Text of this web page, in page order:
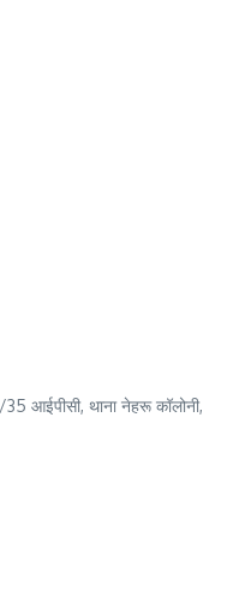
आईपीसी, थाना नेहरू कॉलोनी,